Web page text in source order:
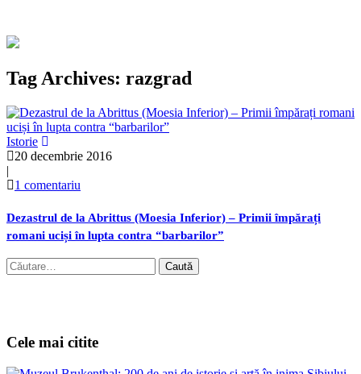
Tag Archives: razgrad
Istorie
20 decembrie 2016
|
1 comentariu
Dezastrul de la Abrittus (Moesia Inferior) – Primii împărați
romani uciși în lupta contra “barbarilor”
Caută
după:
Cele mai citite